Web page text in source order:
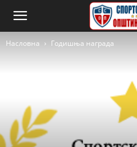
Насловна Годишња награда